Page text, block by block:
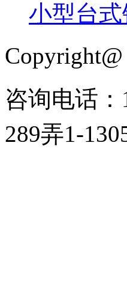
小型台
咨询电话
289弄1-